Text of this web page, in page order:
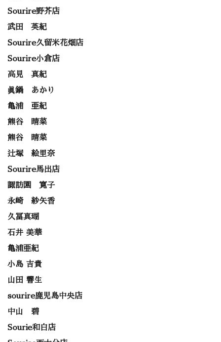
Sourire野芥店
武田 英紀
Sourire久留米花畑店
Sourire小倉店
高見 真紀
眞鍋 あかり
亀浦 亜紀
熊谷 晴菜
熊谷 晴菜
辻塚 絵里奈
Sourire馬出店
諏訪園 寛子
永崎 紗矢香
久冨真瑚
石井 美華
亀浦亜紀
小島 吉貴
山田 響生
sourire鹿児島中央店
中山 碧
Sourie和白店